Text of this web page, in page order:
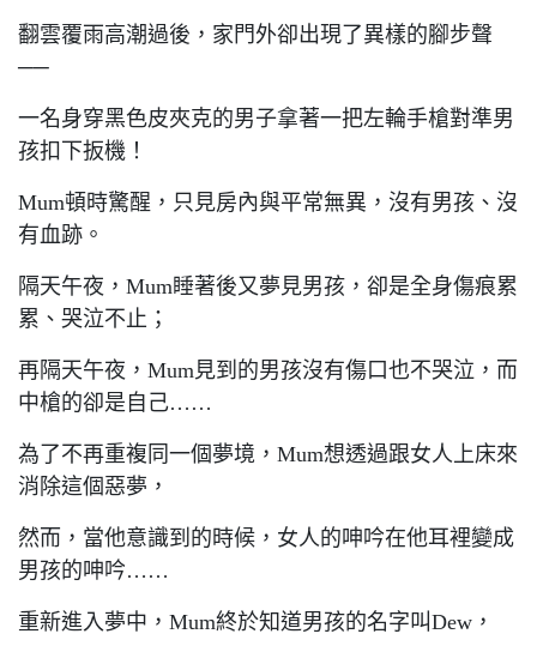
翻雲覆雨高潮過後，家門外卻出現了異樣的腳步聲
──
一名身穿黑色皮夾克的男子拿著一把左輪手槍對準男
孩扣下扳機！
Mum頓時驚醒，只見房內與平常無異，沒有男孩、沒
有血跡。
隔天午夜，Mum睡著後又夢見男孩，卻是全身傷痕累
累、哭泣不止；
再隔天午夜，Mum見到的男孩沒有傷口也不哭泣，而
中槍的卻是自己……
為了不再重複同一個夢境，Mum想透過跟女人上床來
消除這個惡夢，
然而，當他意識到的時候，女人的呻吟在他耳裡變成
男孩的呻吟……
重新進入夢中，Mum終於知道男孩的名字叫Dew，